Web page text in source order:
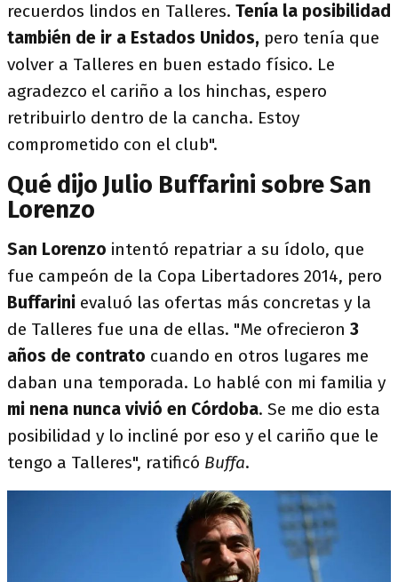
recuerdos lindos en Talleres. Tenía la posibilidad
también de ir a Estados Unidos, pero tenía que
volver a Talleres en buen estado físico. Le
agradezco el cariño a los hinchas, espero
retribuirlo dentro de la cancha. Estoy
comprometido con el club".
Qué dijo Julio Buffarini sobre San
Lorenzo
San Lorenzo intentó repatriar a su ídolo, que
fue campeón de la Copa Libertadores 2014, pero
Buffarini evaluó las ofertas más concretas y la
de Talleres fue una de ellas. "Me ofrecieron 3
años de contrato cuando en otros lugares me
daban una temporada. Lo hablé con mi familia y
mi nena nunca vivió en Córdoba. Se me dio esta
posibilidad y lo incliné por eso y el cariño que le
tengo a Talleres", ratificó Buffa.